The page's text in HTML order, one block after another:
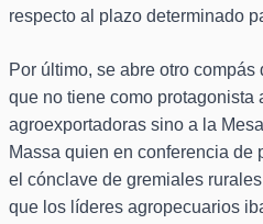
respecto al plazo determinado
Por último, se abre otro
que no tiene como protagonista
agroexportadoras sino a la
Massa quien en conferencia de
el cónclave de gremiales
que los líderes agropecuarios